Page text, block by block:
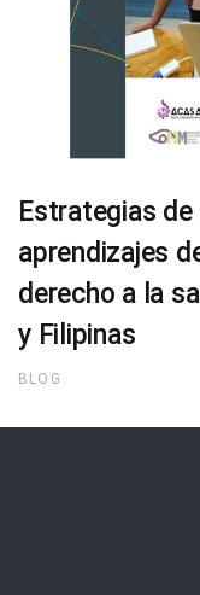
Estrategias
aprendizajes
derecho a la
y Filipinas
BLOG